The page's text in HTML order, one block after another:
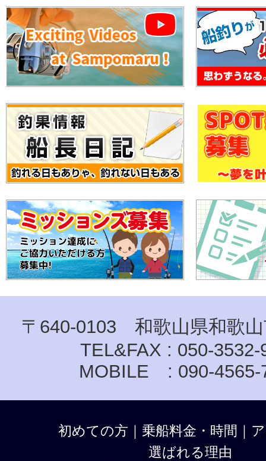
〒640-0103 和歌山県和歌山
TEL&FAX : 050-3532-
MOBILE : 090-4565-
初めての方 ｜ 乗船料金・時間 ｜
選ばれる理由